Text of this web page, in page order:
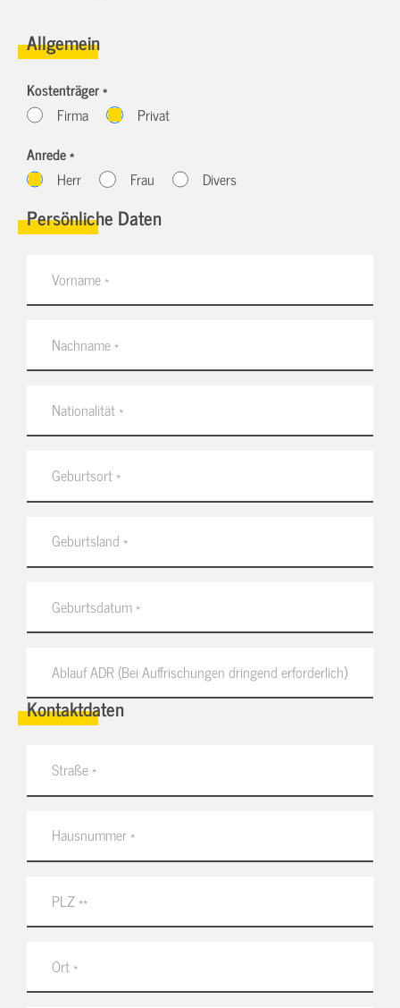
Allgemein
Kostenträger *
Firma
Privat
Anrede *
Herr
Frau Divers
Persönliche Daten
Kontaktdaten